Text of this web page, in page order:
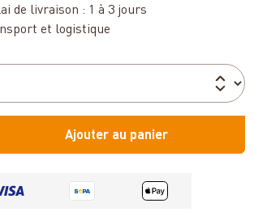
de livraison : 1 à 3 jours
et logistique
Ajouter au panier